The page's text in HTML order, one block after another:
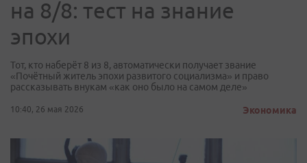
на 8/8: тест на знание
эпохи
Тот, кто наберёт 8 из 8, автоматически получает звание
«Почётный житель эпохи развитого социализма» и право
рассказывать внукам «как оно было на самом деле»
10:40, 26 мая 2026 Экономика